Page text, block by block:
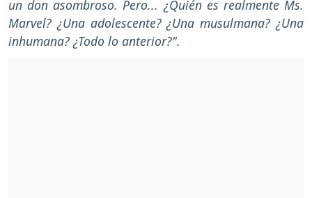
un don asombroso. Pero... ¿Quién es realmente Ms.
Marvel? ¿Una adolescente? ¿Una musulmana? ¿Una
inhumana? ¿Todo lo anterior?".